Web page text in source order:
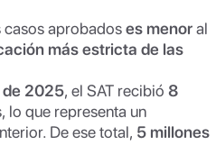
casos aprobadoses menoral
más estricta de las
de 2025, el SAT recibió 8
lo que representa un
De ese total, 5 millones